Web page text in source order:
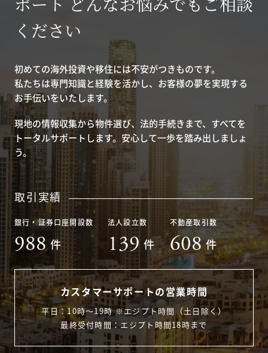
ください
初めての海外投資や移住には不安がつきものです。
私たちは専門知識と経験を活かし、お客様の夢を実現する
お手伝いをいたします。
現地の情報収集から物件選び、法的手続きまで、すべてを
トータルサポートします。安心して一歩を踏み出しましょ
う。
取引実績
銀行・証券口座開設数
988 件
法人設立数
139 件
不動産取引数
608 件
カスタマーサポートの営業時間
平日：10時〜19時 ※エジプト時間（土日除く）
最終受付時間：エジプト時間18時まで